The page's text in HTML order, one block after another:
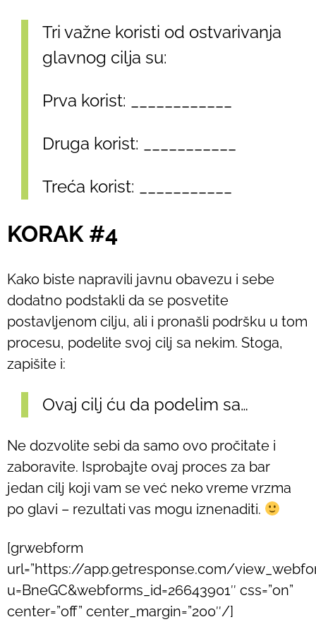
Tri važne koristi od ostvarivanja
glavnog cilja su:
Prva korist: ____________
Druga korist: ___________
Treća korist: ___________
KORAK #4
Kako biste napravili javnu obavezu i sebe
dodatno podstakli da se posvetite
postavljenom cilju, ali i pronašli podršku u tom
procesu, podelite svoj cilj sa nekim. Stoga,
zapišite i:
Ovaj cilj ću da podelim sa…
Ne dozvolite sebi da samo ovo pročitate i
zaboravite. Isprobajte ovaj proces za bar
jedan cilj koji vam se već neko vreme vrzma
po glavi – rezultati vas mogu iznenaditi.
[grwebform
url=”https://app.getresponse.com/
u=BneGC&webforms_id=26643901″ css=”on”
center=”off” center_margin=”200″/]